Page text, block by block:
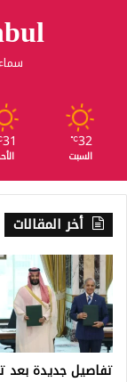
32
℃
السبت
31
أخر المقالات
تفاصيل جديدة بعد